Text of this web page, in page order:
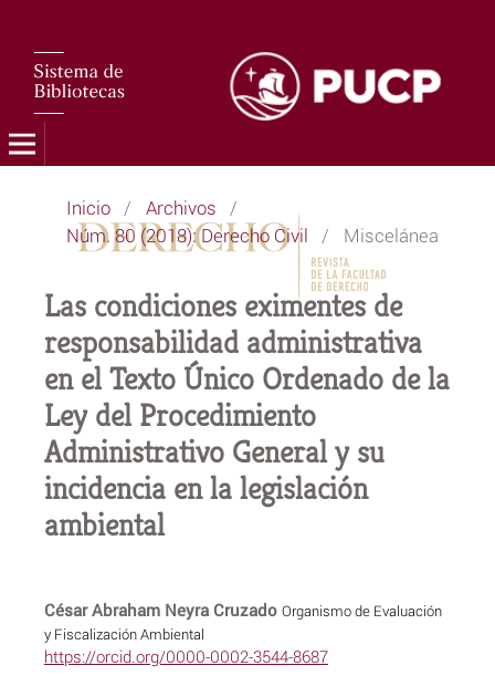
Inicio / Archivos /
Núm. 80 (2018): Derecho Civil / Miscelánea
Las condiciones eximentes de
responsabilidad administrativa
en el Texto Único Ordenado de la
Ley del Procedimiento
Administrativo General y su
incidencia en la legislación
ambiental
César Abraham Neyra Cruzado Organismo de Evaluación
y Fiscalización Ambiental
https://orcid.org/0000-0002-3544-8687